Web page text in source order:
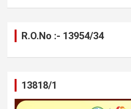
R.O.No :- 13954/34
13818/1